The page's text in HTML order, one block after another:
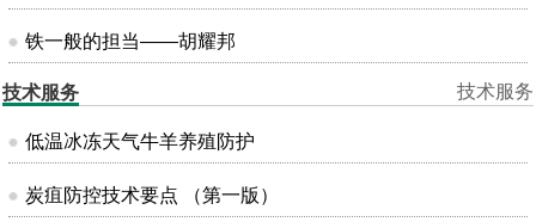
铁一般的担当——胡耀邦
技术服务
技术服务
低温冰冻天气牛羊养殖防护
炭疽防控技术要点 （第一版）